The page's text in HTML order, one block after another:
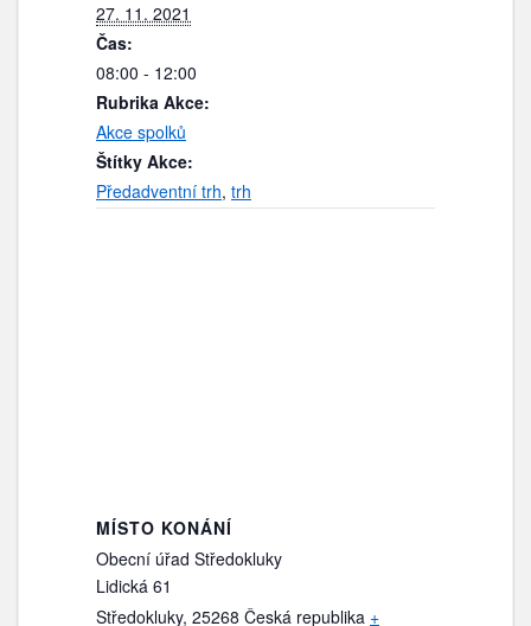
27. 11. 2021
Čas:
08:00 - 12:00
Rubrika Akce:
Akce spolků
Štítky Akce:
Předadventní trh, trh
MÍSTO KONÁNÍ
Obecní úřad Středokluky
Lidická 61
Středokluky, 25268 Česká republika +